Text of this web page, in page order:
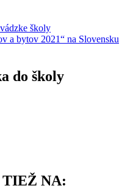
školy
a bytov 2021“ na Slovensku
do školy
TIEŽ NA: